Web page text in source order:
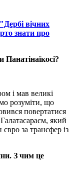
вічних
знати про
і мав великі
розуміти, що
повертатися
який
за трансфер із
З чим це